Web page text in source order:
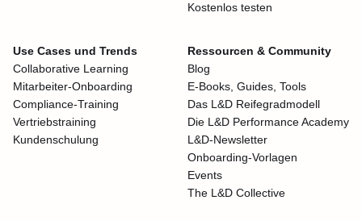
Kostenlos testen
Use Cases und Trends
Collaborative Learning
Mitarbeiter-Onboarding
Compliance-Training
Vertriebstraining
Kundenschulung
Ressourcen & Community
Blog
E-Books, Guides, Tools
Das L&D Reifegradmodell
Die L&D Performance Academy
L&D-Newsletter
Onboarding-Vorlagen
Events
The L&D Collective